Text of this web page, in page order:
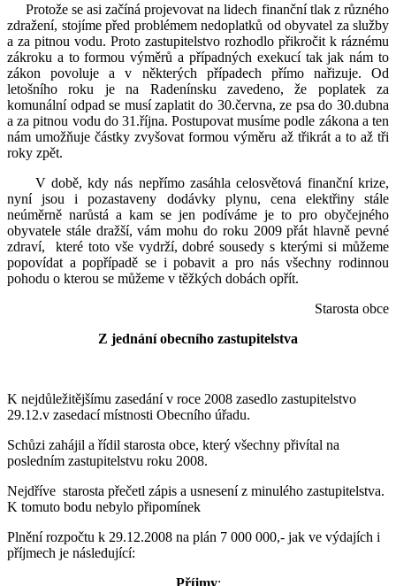
Protože se asi začíná projevovat na lidech finanční tlak z různého
zdražení, stojíme před problémem nedoplatků od obyvatel za služby
a za pitnou vodu. Proto zastupitelstvo rozhodlo přikročit k ráznému
zákroku a to formou výměrů a případných exekucí tak jak nám to
zákon povoluje a v některých případech přímo nařizuje. Od
letošního roku je na Radenínsku zavedeno, že poplatek za
komunální odpad se musí zaplatit do 30.června, ze psa do 30.dubna
a za pitnou vodu do 31.října. Postupovat musíme podle zákona a ten
nám umožňuje částky zvyšovat formou výměru až třikrát a to až tři
roky zpět.
V době, kdy nás nepřímo zasáhla celosvětová finanční krize,
nyní jsou i pozastaveny dodávky plynu, cena elektřiny stále
neúměrně narůstá a kam se jen podíváme je to pro obyčejného
obyvatele stále dražší, vám mohu do roku 2009 přát hlavně pevné
zdraví, které toto vše vydrží, dobré sousedy s kterými si můžeme
popovídat a popřípadě se i pobavit a pro nás všechny rodinnou
pohodu o kterou se můžeme v těžkých dobách opřít.
Starosta obce
Z jednání obecního zastupitelstva
K nejdůležitějšímu zasedání v roce 2008 zasedlo zastupitelstvo
29.12.v zasedací místnosti Obecního úřadu.
Schůzi zahájil a řídil starosta obce, který všechny přivítal na
posledním zastupitelstvu roku 2008.
Nejdříve starosta přečetl zápis a usnesení z minulého zastupitelstva.
K tomuto bodu nebylo připomínek
Plnění rozpočtu k 29.12.2008 na plán 7 000 000,- jak ve výdajích i
příjmech je následující:
Příjmy: